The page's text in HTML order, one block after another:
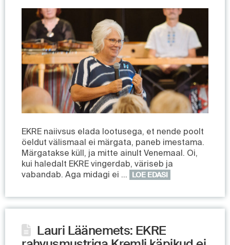
EKRE naiivsus elada lootusega, et nende poolt
öeldut välismaal ei märgata, paneb imestama.
Märgatakse küll, ja mitte ainult Venemaal. Oi,
kui haledalt EKRE vingerdab, väriseb ja
vabandab. Aga midagi ei …
LOE EDASI
Lauri Läänemets: EKRE